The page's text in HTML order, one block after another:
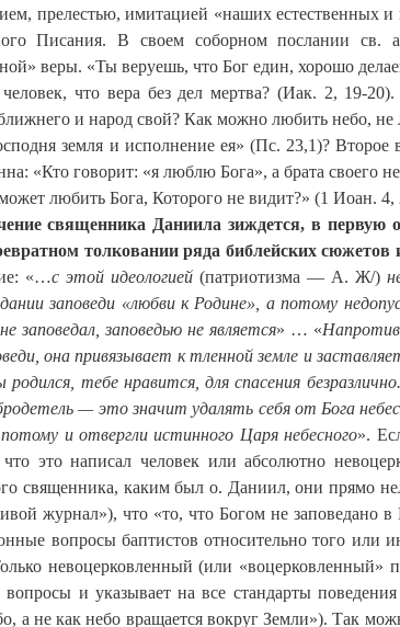
прелестью, имитацией «наших естественных
Писания. В своем соборном послании св.
веры. «Ты веруешь, что Бог един, хорошо
что вера без дел мертва? (Иак. 2, 19-
и народ свой? Как можно любить небо,
земля и исполнение ея» (Пс. 23,1)?
«Кто говорит: «я люблю Бога», а брата своего
любить Бога, Которого не видит?» (1 Иоан. 4,
священника Даниила зиждется, в первую
толковании ряда библейских сюжетов
«…с этой идеологией (патриотизма — А. Ж/)
заповеди «любви к Родине», а потому
заповедал, заповедью не является» … «
она привязывает к тленной земле и
тебе нравится, для спасения
— это значит удалять себя от Бога
и отвергли истинного Царя небесного».
это написал человек или абсолютно
священника, каким был о. Даниил, они прямо
журнал»), что «то, что Богом не заповедано
вопросы баптистов относительно того или
невоцерковленный (или «воцерковленный»
и указывает на все стандарты
а не как небо вращается вокруг Земли»). Так